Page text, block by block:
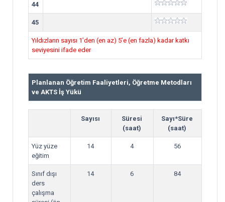
44
45
Yıldızların sayısı 1’den (en az) 5’e (en fazla) kadar katkı
seviyesini ifade eder
Planlanan Öğretim Faaliyetleri, Öğretme Metodları
ve AKTS İş Yükü
Sayısı
Süresi
(saat)
Sayı*Süre
(saat)
Yüz yüze
eğitim
14 4 56
Sınıf dışı
ders
çalışma
14 6 84